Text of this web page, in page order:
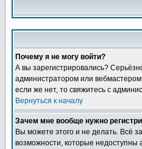
Почему я не могу войти?
А вы зарегистрировались?
администратором или
если же нет, то свяжитесь с
Вернуться к началу
Зачем мне вообще нужно
Вы можете этого и не делать. Всё
возможности, которые недоступны